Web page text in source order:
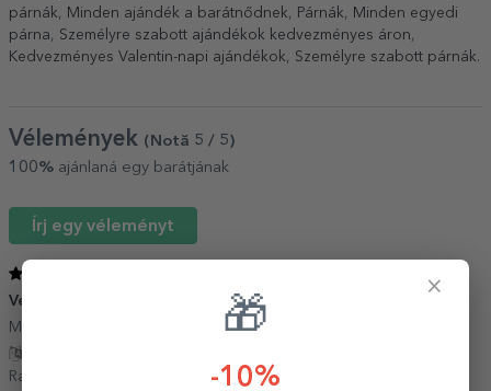
párnák
Minden ajándék a barátnődnek Párnák
Minden egyedi
párna
Személyre szabott ajándékok kedvezményes áron
Kedvezményes Valentin-napi ajándékok
Személyre szabott párnák.
Vélemények (Notă 5 / 5)
100% ajánlaná egy barátjának
Írj egy véleményt
Verona
Multumita pt produs
Razvan,
×
🎁
-10%